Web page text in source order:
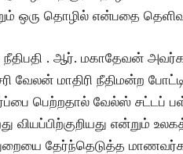
ஒரு தொழில் என்பதை
நீதிபதி . ஆர். மகாதேவன்
வேலன் மாதிரி நீதிமன்ற
பெற்றதால் வேல்ஸ் சட்டப்
வியப்பிற்குறியது என்றும்
தேர்ந்தெடுத்த